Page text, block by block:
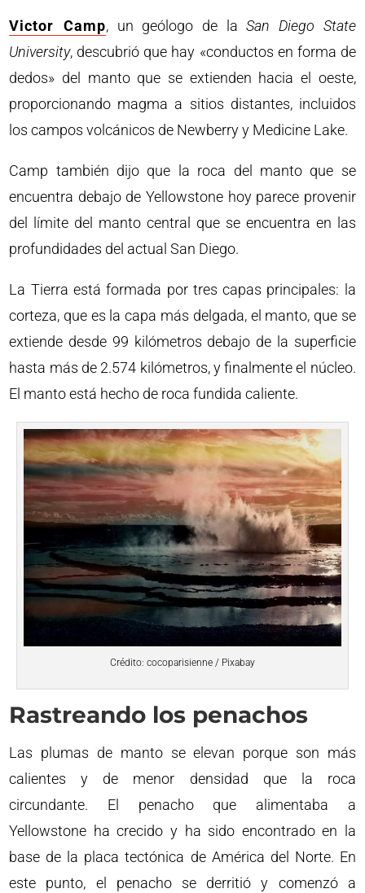
Victor Camp, un geólogo de laSan Diego State
University, descubrió que hay «conductos en forma de
dedos» del manto que se extienden hacia el oeste,
proporcionando magma a sitios distantes, incluidos
los campos volcánicos de Newberry y Medicine Lake.
Camp también dijo que la roca del manto que se
encuentra debajo de Yellowstone hoy parece provenir
del límite del manto central que se encuentra en las
profundidades del actual San Diego.
La Tierra está formada por tres capas principales: la
corteza, que es la capa más delgada, el manto, que se
extiende desde 99 kilómetros debajo de la superficie
hasta más de 2.574 kilómetros, y finalmente el núcleo.
El manto está hecho de roca fundida caliente.
Crédito: cocoparisienne / Pixabay
Rastreando los penachos
Las plumas de manto se elevan porque son más
calientes y de menor densidad que la roca
circundante. El penacho que alimentaba a
Yellowstone ha crecido y ha sido encontrado en la
base de la placa tectónica de América del Norte. En
este punto, el penacho se derritió y comenzó a